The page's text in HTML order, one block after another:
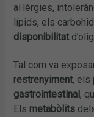
al·lèrgies,
lípids, els
disponibilitat
Tal com va
restrenyiment, els
gastrointestinal,
Els metabòlits